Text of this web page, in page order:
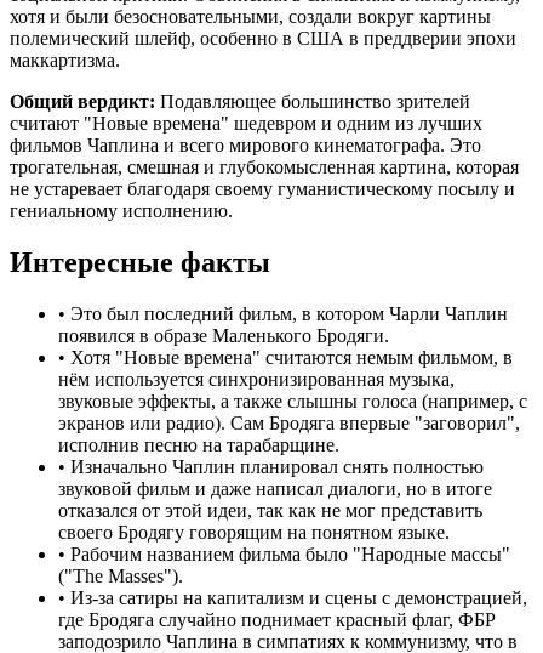
хотя и были безосновательными, создали вокруг картины
полемический шлейф, особенно в США в преддверии эпохи
маккартизма.
Общий вердикт: Подавляющее большинство зрителей
считают "Новые времена" шедевром и одним из лучших
фильмов Чаплина и всего мирового кинематографа. Это
трогательная, смешная и глубокомысленная картина, которая
не устаревает благодаря своему гуманистическому посылу и
гениальному исполнению.
Интересные факты
• Это был последний фильм, в котором Чарли Чаплин
появился в образе Маленького Бродяги.
• Хотя "Новые времена" считаются немым фильмом, в
нём используется синхронизированная музыка,
звуковые эффекты, а также слышны голоса (например, с
экранов или радио). Сам Бродяга впервые "заговорил",
исполнив песню на тарабарщине.
• Изначально Чаплин планировал снять полностью
звуковой фильм и даже написал диалоги, но в итоге
отказался от этой идеи, так как не мог представить
своего Бродягу говорящим на понятном языке.
• Рабочим названием фильма было "Народные массы"
("The Masses").
• Из-за сатиры на капитализм и сцены с демонстрацией,
где Бродяга случайно поднимает красный флаг, ФБР
заподозрило Чаплина в симпатиях к коммунизму, что в